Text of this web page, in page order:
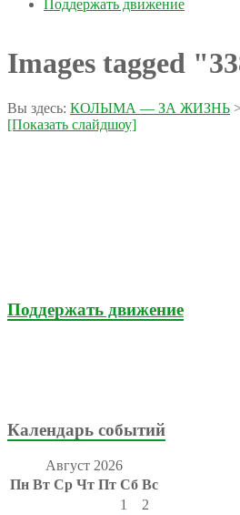
Поддержать движение
Images tagged
Вы здесь: КОЛЫМА — ЗА ЖИЗНЬ >
[Показать слайдшоу]
Поддержать движение
Календарь событий
Август 2026
Пн Вт Ср Чт Пт Сб Вс
1
2